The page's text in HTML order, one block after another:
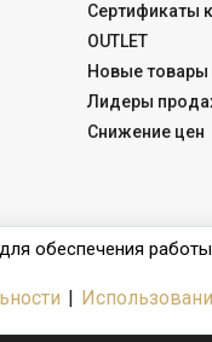
Сертификаты
OUTLET
Новые товары
Лидеры
Снижение цен
обеспечения
|